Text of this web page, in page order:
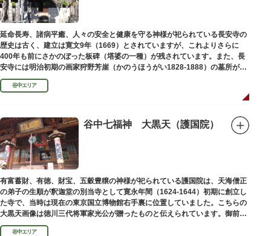
延命長寿、諸病平癒、人々の安全と健康を守る神様が祀られている長安寺の
歴史は古く、建立は寛文9年（1669）とされていますが、これよりさらに
400年も前にさかのぼった板碑（塔婆の一種）が残されています。また、長
安寺には明治初期の画家狩野芳崖（かのうほうがい1828-1888）の墓所があ
ります。
谷中エリア
谷中七福神 大黒天（護国院）
有富蓄財、有徳、財宝、五穀豊穣の神様が祀られている護国院は、天海僧正
の弟子の生順が釈迦堂の別当寺として寛永年間（1624-1644）初期に創立し
た寺で、当時は現在の東京国立博物館右手裏に位置していました。こちらの
大黒天画像は徳川三代将軍家光公が贈ったものと伝えられています。御前立
の大黒天木像は台東区文化財に指定されています。
谷中エリア